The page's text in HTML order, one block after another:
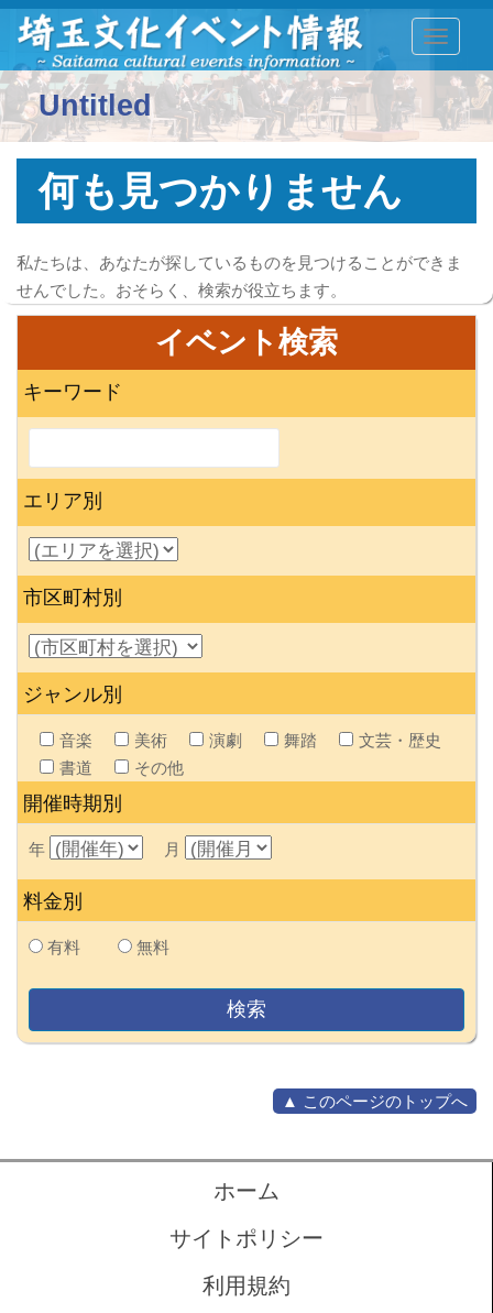
Untitled
何も見つかりません
私たちは、あなたが探しているものを見つけることができま
せんでした。おそらく、検索が役立ちます。
イベント検索
キーワード
エリア別
市区町村別
ジャンル別
音楽 美術 演劇 舞踏
文芸・歴史
書道
その他
開催時期別
年 月
料金別
有料 無料
▲ このページのトップへ
ホーム
サイトポリシー
利用規約